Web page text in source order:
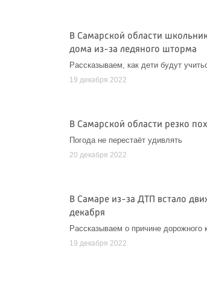
В Самарской области
дома из-за ледяного шторма
Рассказываем, как дети будут
19 декабря 2022
В Самарской области резко
Погода не перестаёт удивлять
20 декабря 2022
В Самаре из-за ДТП встало
декабря
Рассказываем о причине дорожного
19 декабря 2022